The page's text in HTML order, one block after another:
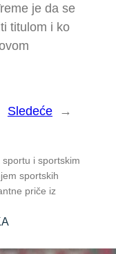
je da se
titulom i ko
Sledeće →
i sportskim
sportskih
priče iz